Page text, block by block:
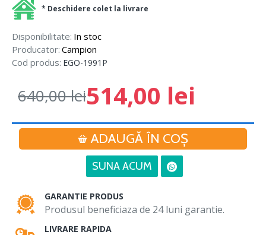
Disponibilitate: In stoc
Producator: Campion
Cod produs: EGO-1991P
514,00 lei
640,00 lei
ADAUGĂ ÎN COŞ
SUNA ACUM
* Deschidere colet la livrare
GARANTIE PRODUS
Produsul beneficiaza de 24 luni garantie.
LIVRARE RAPIDA